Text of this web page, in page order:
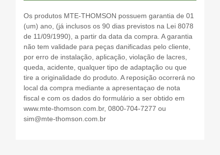
Os produtos MTE-THOMSON possuem garantia de 01
(um) ano, (já inclusos os 90 dias previstos na Lei 8078
de 11/09/1990), a partir da data da compra. A garantia
não tem validade para peças danificadas pelo cliente,
por erro de instalação, aplicação, violação de lacres,
queda, acidente, qualquer tipo de adaptação ou que
tire a originalidade do produto. A reposição ocorrerá no
local da compra mediante a apresentaçao de nota
fiscal e com os dados do formulário a ser obtido em
www.mte-thomson.com.br, 0800-704-7277 ou
sim@mte-thomson.com.br